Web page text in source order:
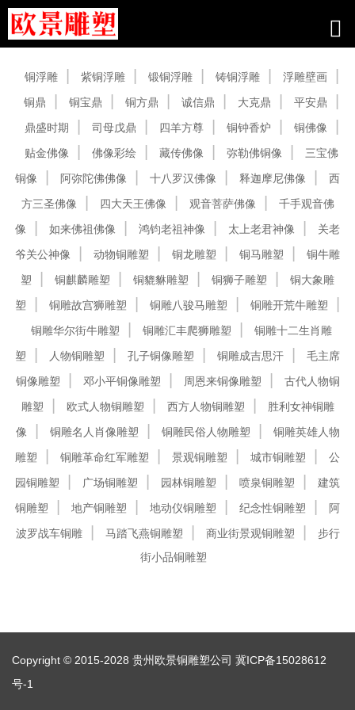
铜浮雕 紫铜浮雕 锻铜浮雕 铸铜浮雕
浮雕壁画
铜鼎
铜宝鼎 铜方鼎 诚信鼎 大克鼎
平安鼎
鼎盛时期
司母戊鼎 四羊方尊 铜钟香炉
铜佛像
贴金佛像
佛像彩绘 藏传佛像 弥勒佛铜像
三宝佛
铜像
阿弥陀佛佛像 十八罗汉佛像 释迦摩尼佛像
西
方三圣佛像
四大天王佛像 观音菩萨佛像
千手观音佛
像
如来佛祖佛像 鸿钧老祖神像 太上老君神像
关老
爷关公神像
动物铜雕塑 铜龙雕塑 铜马雕塑
铜牛雕
塑
铜麒麟雕塑 铜貔貅雕塑 铜狮子雕塑
铜大象雕
塑
铜雕故宫狮雕塑 铜雕八骏马雕塑
铜雕开荒牛雕塑
铜雕华尔街牛雕塑
铜雕汇丰爬狮雕塑
铜雕十二生肖雕
塑
人物铜雕塑 孔子铜像雕塑 铜雕成吉思汗
毛主席
铜像雕塑
邓小平铜像雕塑 周恩来铜像雕塑
古代人物铜
雕塑
欧式人物铜雕塑 西方人物铜雕塑
胜利女神铜雕
像
铜雕名人肖像雕塑 铜雕民俗人物雕塑
铜雕英雄人物
雕塑
铜雕革命红军雕塑 景观铜雕塑 城市铜雕塑
公
园铜雕塑
广场铜雕塑 园林铜雕塑 喷泉铜雕塑
建筑
铜雕塑
地产铜雕塑 地动仪铜雕塑 纪念性铜雕塑
阿
波罗战车铜雕
马踏飞燕铜雕塑 商业街景观铜雕塑
步行
街小品铜雕塑
Copyright © 2015-2028 贵州欧景铜雕塑公司 冀ICP备15028612
号-1